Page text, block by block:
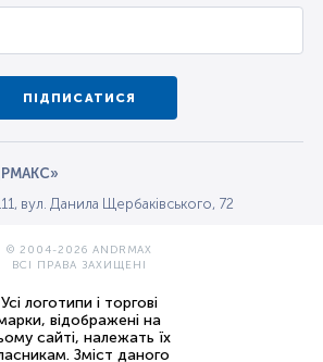
ПІДПИСАТИСЯ
вул. Данила Щербаківського, 72
© 2004-2026 ANDRMAX
ВСІ ПРАВА ЗАХИЩЕНІ
Усі логотипи і торгові
відображені на
сайті, належать їх
Зміст даного